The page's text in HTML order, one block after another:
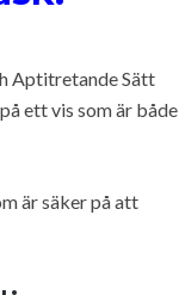
Aptitretande Sätt
ett vis som är både
är säker på att